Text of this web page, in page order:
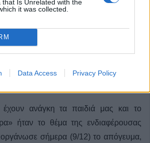
that Is Unrelated with the
it was collected.
Data Access Privacy Policy
πρόβλημα των
εκπαιδευτικών –
εκδήλωση της Ένωση
(+Φωτο +Βίντεο)
ανάγκη τα παιδιά μας και το
ήταν το θέμα της ενδιαφέρουσας
σήμερα (9/12) το απόγευμα,